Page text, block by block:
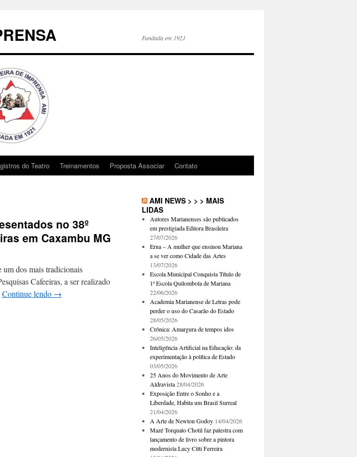
Fundada em 1921
do Teatro Treinamentos Proposta Associar Contato
no 38º
em Caxambu MG
dos mais tradicionais
Cafeeiras, a ser realizado
Continue lendo →
AMI NEWS > > > MAIS
LIDAS
Autores Marianenses são publicados
em prestigiada Editora Brasileira
27/07/2026
Erna – A mulher que ensinou Mariana
a se ver como Cidade das Artes
13/07/2026
Escola Municipal Conquista Título de
1ª Escola Quilombola de Mariana
22/06/2026
Academia Marianense de Letras pode
perder o uso do Casarão do Estado
28/05/2026
Crônica: Amargura de tempos idos
26/05/2026
Inteligência Artificial na Educação: da
experimentação à política de Estado
03/05/2026
25 Anos do Movimento de Arte
Aldravista 28/04/2026
Exposição Entre o Sonho e a
Liberdade, Habita um Brasil Surreal
21/04/2026
A Arte de Newton Godoy 14/04/2026
Mazé Torquato Chotil faz palestra com
lançamento de livro sobre a pintora
modernista Lucy Citti Ferreira